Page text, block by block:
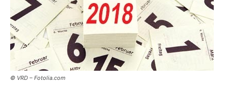
© VRD – Fotolia.com